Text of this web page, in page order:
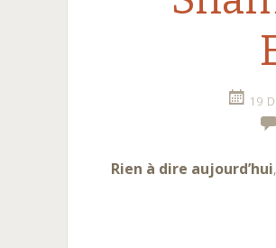
19
Rien à dire aujourd’hui